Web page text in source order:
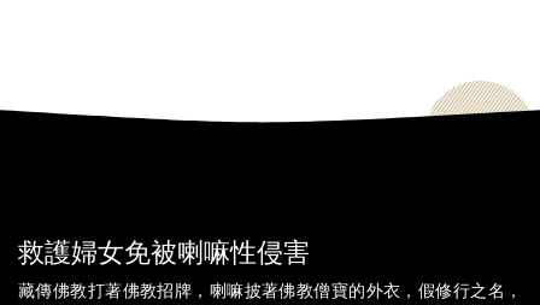
救護婦女免被喇嘛性侵害
藏傳佛教打著佛教招牌，喇嘛披著佛教僧寶的外衣，假修行之名，